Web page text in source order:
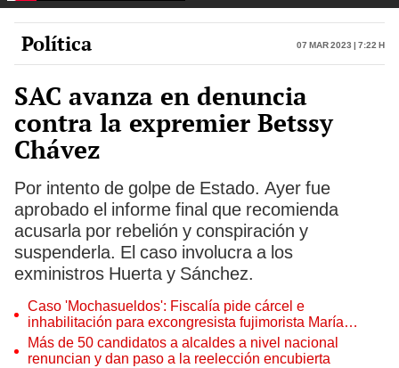
Petroperú | Sin Guion con
Rosa María Palacios
Política 07 Mar 2023 | 7:22 h
SAC avanza en denuncia
contra la expremier Betssy
Chávez
Por intento de golpe de Estado. Ayer fue
aprobado el informe final que recomienda
acusarla por rebelión y conspiración y
suspenderla. El caso involucra a los
exministros Huerta y Sánchez.
Caso 'Mochasueldos': Fiscalía pide cárcel e
inhabilitación para excongresista fujimorista María
Cordero Jon Tay
Más de 50 candidatos a alcaldes a nivel nacional
renuncian y dan paso a la reelección encubierta